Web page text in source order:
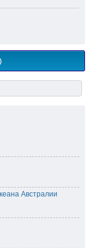
Австралии